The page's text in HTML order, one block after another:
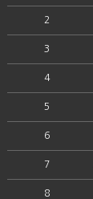
2
3
4
5
6
7
8